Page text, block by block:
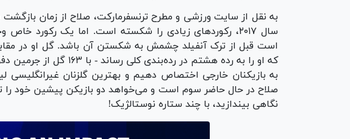
به نقل از سایت ورزشی و مطرح ترنسفرمارکت، صلاح از زمان بازگشت
که او را به رده هشتم در
به بازیکنان خارجی اختصاص دهیم و بهترین گلزنان غیرانگلیسی
صلاح در حال حاضر سوم است و می‌خواهد دو بازیکن پیشین خود را
نگاهی بیندازید، با چند ستاره نوستالژیک!